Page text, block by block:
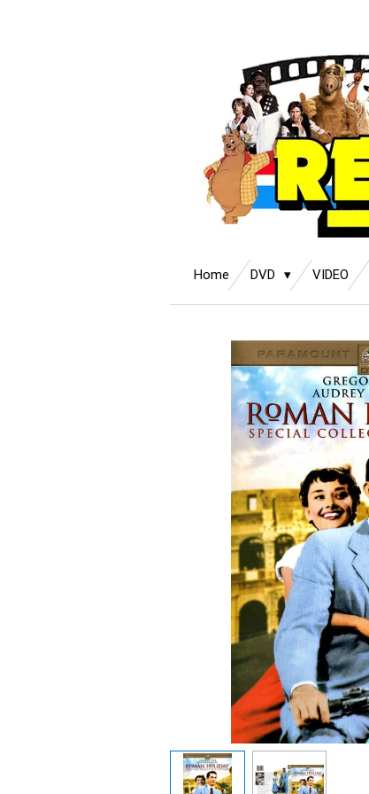
Home DVD VIDEO